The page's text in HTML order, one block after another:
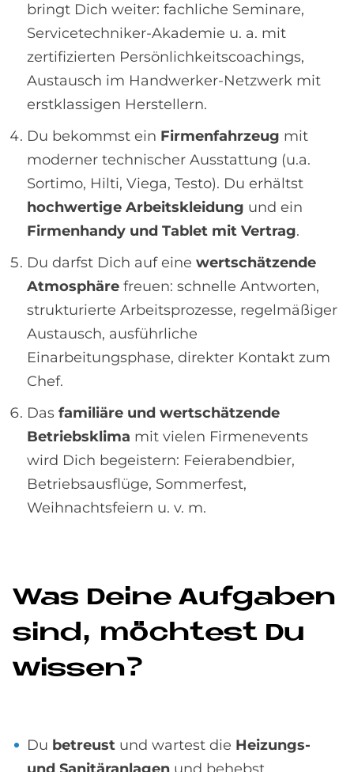
bringt Dich weiter: fachliche Seminare,
Servicetechniker-Akademie u. a. mit
zertifizierten Persönlichkeitscoachings,
Austausch im Handwerker-Netzwerk mit
erstklassigen Herstellern.
Du bekommst ein Firmenfahrzeug mit
moderner technischer Ausstattung (u.a.
Sortimo, Hilti, Viega, Testo). Du erhältst
hochwertige Arbeitskleidung und ein
Firmenhandy und Tablet mit Vertrag.
Du darfst Dich auf eine wertschätzende
Atmosphäre freuen: schnelle Antworten,
strukturierte Arbeitsprozesse, regelmäßiger
Austausch, ausführliche
Einarbeitungsphase, direkter Kontakt zum
Chef.
Das familiäre und wertschätzende
Betriebsklima mit vielen Firmenevents
wird Dich begeistern: Feierabendbier,
Betriebsausflüge, Sommerfest,
Weihnachtsfeiern u. v. m.
Was De­i­ne Auf­ga­ben
sind, möch­test Du
wis­sen?
Du betreust und wartest die Heizungs-